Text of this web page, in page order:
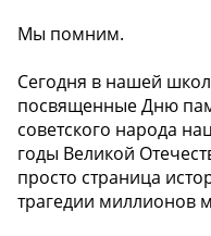
Мы помним.
Сегодня в нашей
посвященные Дню
советского народа
годы Великой
просто страница
трагедии миллионов